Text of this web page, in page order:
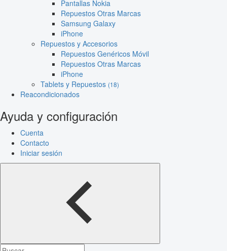
Pantallas Nokia
Repuestos Otras Marcas
Samsung Galaxy
iPhone
Repuestos y Accesorios
Repuestos Genéricos Móvil
Repuestos Otras Marcas
iPhone
Tablets y Repuestos (18)
Reacondicionados
Ayuda y configuración
Cuenta
Contacto
Iniciar sesión